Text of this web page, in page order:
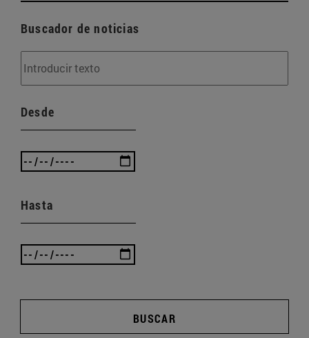
Buscador de noticias
Desde
Hasta
BUSCAR